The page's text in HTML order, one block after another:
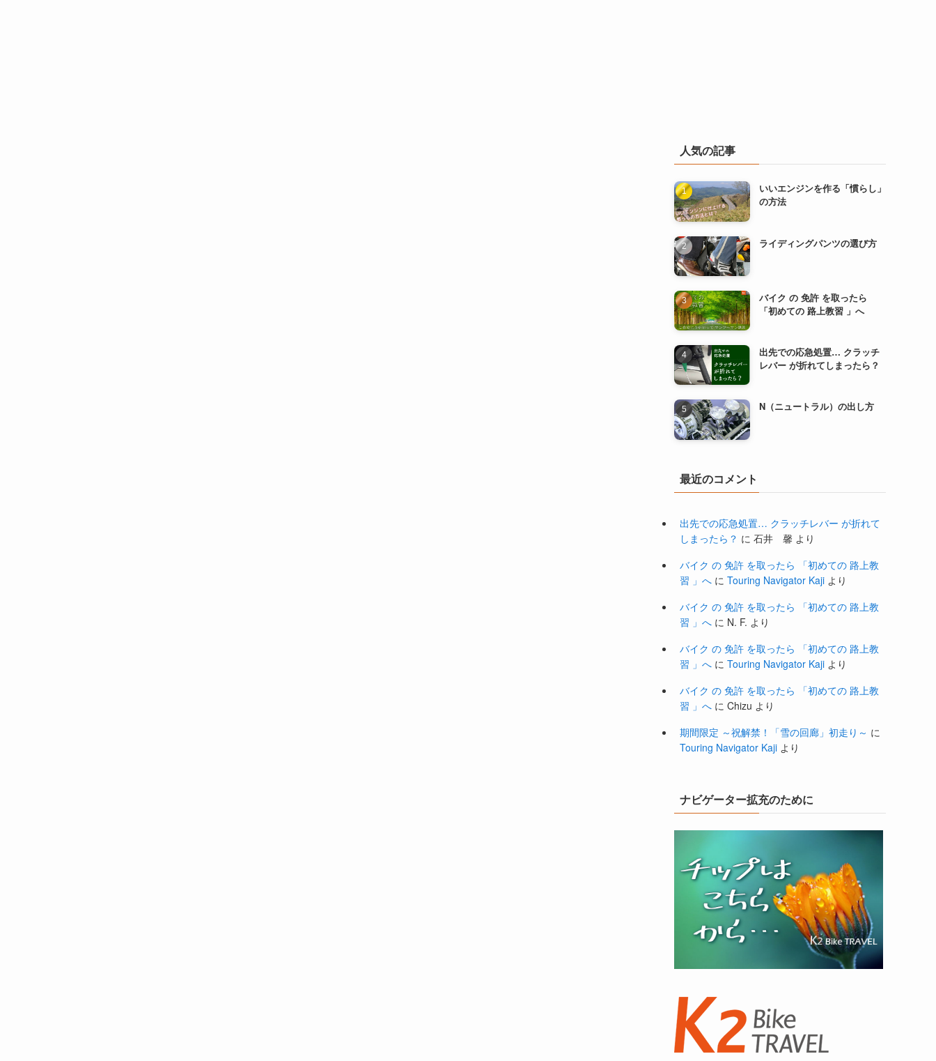
人気の記事
いいエンジンを作る「慣らし」
の方法
ライディングパンツの選び方
バイク の 免許 を取ったら
「初めての 路上教習 」へ
出先での応急処置… クラッチ
レバー が折れてしまったら？
N（ニュートラル）の出し方
最近のコメント
出先での応急処置… クラッチレバー が折れて
しまったら？ に 石井 馨 より
バイク の 免許 を取ったら 「初めての 路上教
習 」へ に Touring Navigator Kaji より
バイク の 免許 を取ったら 「初めての 路上教
習 」へ に N. F. より
バイク の 免許 を取ったら 「初めての 路上教
習 」へ に Touring Navigator Kaji より
バイク の 免許 を取ったら 「初めての 路上教
習 」へ に Chizu より
期間限定 ～祝解禁！「雪の回廊」初走り～ に
Touring Navigator Kaji より
ナビゲーター拡充のために